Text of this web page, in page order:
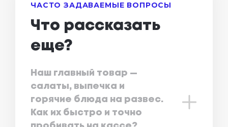
ЧАСТО ЗАДАВАЕМЫЕ ВОПРОСЫ
Что рассказать
еще?
Наш главный товар —
салаты, выпечка и
горячие блюда на развес.
Как их быстро и точно